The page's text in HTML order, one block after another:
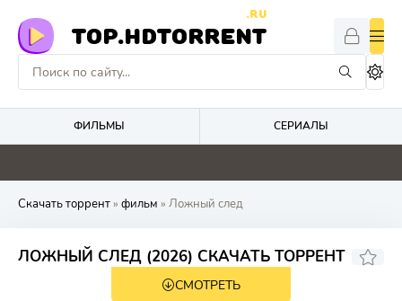
TOP.HDTORRENT
.RU
ФИЛЬМЫ СЕРИАЛЫ
4.8 0 0 0
Скачать торрент» фильм » Ложный след
ЛОЖНЫЙ СЛЕД (2026) СКАЧАТЬ ТОРРЕНТ
СМОТРЕТЬ